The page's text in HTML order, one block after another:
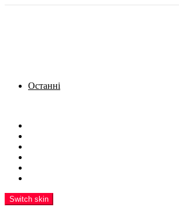
Останні
Switch skin